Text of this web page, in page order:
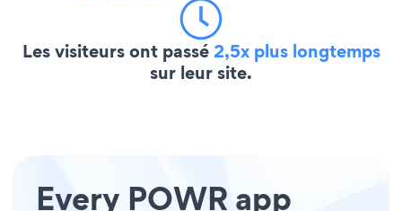
Les visiteurs ont passé2,5x plus longtemps
sur leur site.
Every POWR app